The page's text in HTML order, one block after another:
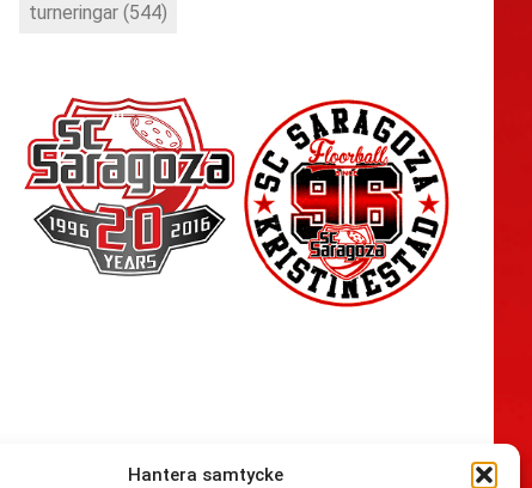
Hantera samtycke
turneringar (544)